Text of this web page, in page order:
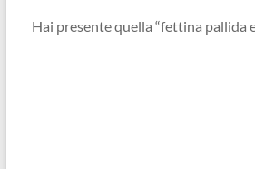
Hai presente quella “fettina pallida